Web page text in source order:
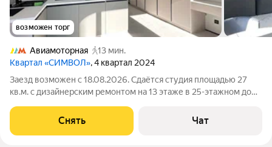
возможен торг
Авиамоторная
13 мин.
Квартал «СИМВОЛ», 4 квартал 2024
Заезд возможен с 18.08.2026. Сдаётся студия площадью 27
кв.м. с дизайнерским ремонтом на 13 этаже в 25-этажном доме
машина Дом -
Снять Чат